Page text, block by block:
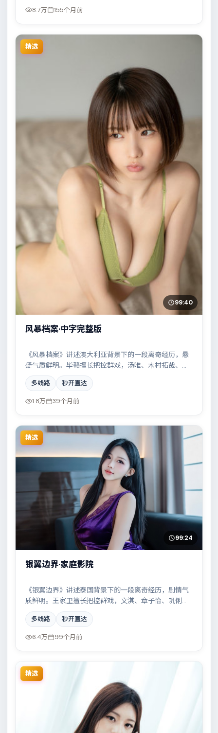
8.7万 155个月前
精选
99:40
风暴档案·中字完整版
《风暴档案》讲述澳大利亚背景下的一段离奇经历，悬
疑气质鲜明。毕赣擅长把控群戏，汤唯、木村拓哉、河
正宇共同撑起复杂人物关系，两条时间线交错推进，真
相直至最后一刻揭晓。
多线路 秒开直达
1.8万 39个月前
精选
99:24
银翼边界·家庭影院
《银翼边界》讲述泰国背景下的一段离奇经历，剧情气
质鲜明。王家卫擅长把控群戏，文淇、章子怡、巩俐、
堺雅人共同撑起复杂人物关系，两条时间线交错推进，
真相直至最后一刻揭晓。
多线路 秒开直达
6.4万 99个月前
精选